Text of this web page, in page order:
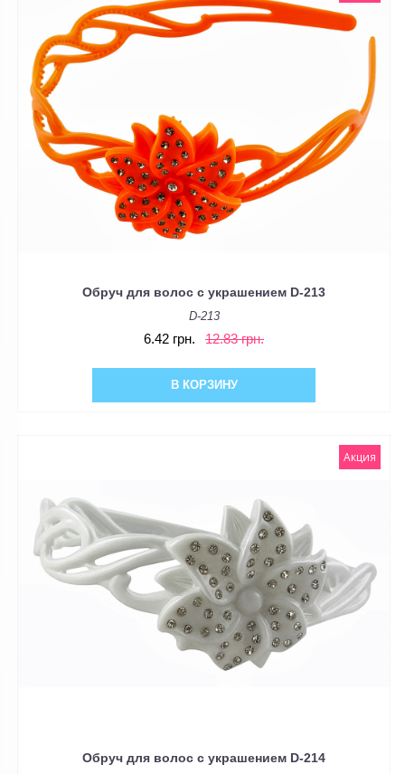
Обруч для волос с украшением D-213
D-213
6.42 грн. 12.83 грн.
В КОРЗИНУ
Акция
Обруч для волос с украшением D-214